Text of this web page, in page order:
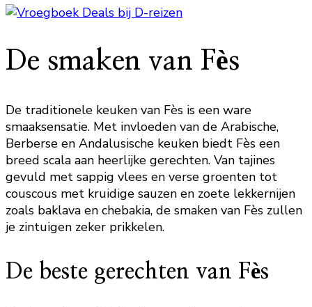
De smaken van Fès
De traditionele keuken van Fès is een ware
smaaksensatie. Met invloeden van de Arabische,
Berberse en Andalusische keuken biedt Fès een
breed scala aan heerlijke gerechten. Van tajines
gevuld met sappig vlees en verse groenten tot
couscous met kruidige sauzen en zoete lekkernijen
zoals baklava en chebakia, de smaken van Fès zullen
je zintuigen zeker prikkelen.
De beste gerechten van Fès